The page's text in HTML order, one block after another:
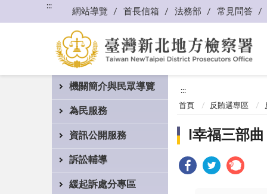
:::
網站導覽 首長信箱 法務部 常見問答
機關簡介與民眾導覽
為民服務
資訊公開服務
訴訟輔導
緩起訴處分專區
:::
首頁 反賄選專區
I幸福三部曲